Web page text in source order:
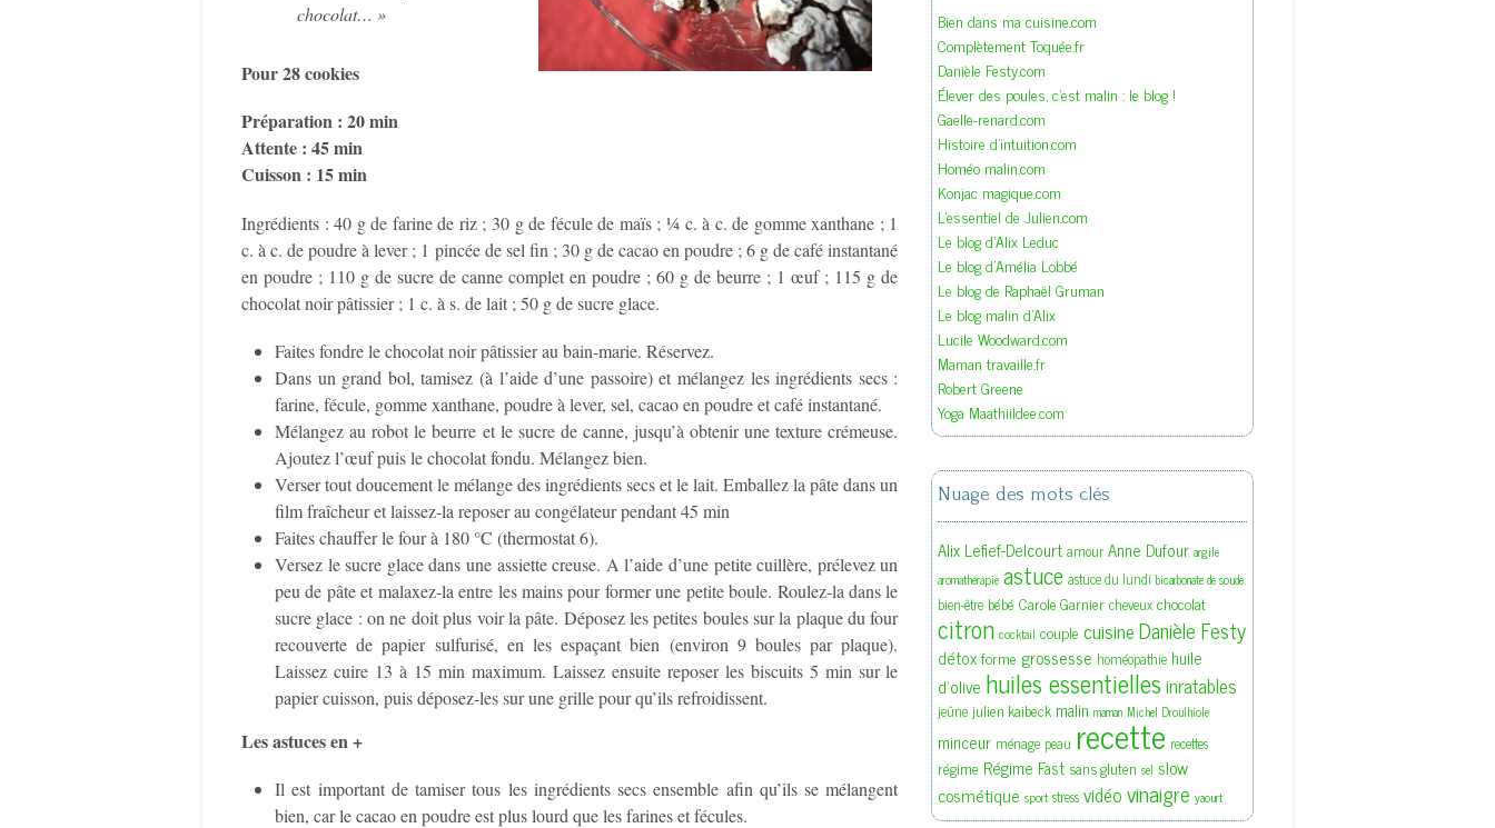
chocolat… »
Pour 28 cookies
Préparation : 20 min
Attente : 45 min
Cuisson : 15 min
Ingrédients : 40 g de farine de riz ; 30 g de fécule de maïs ; ¼ c. à c. de gomme xanthane ; 1
c. à c. de poudre à lever ; 1 pincée de sel fin ; 30 g de cacao en poudre ; 6 g de café instantané
en poudre ; 110 g de sucre de canne complet en poudre ; 60 g de beurre ; 1 œuf ; 115 g de
chocolat noir pâtissier ; 1 c. à s. de lait ; 50 g de sucre glace.
Faites fondre le chocolat noir pâtissier au bain-marie. Réservez.
Dans un grand bol, tamisez (à l’aide d’une passoire) et mélangez les ingrédients secs :
farine, fécule, gomme xanthane, poudre à lever, sel, cacao en poudre et café instantané.
Mélangez au robot le beurre et le sucre de canne, jusqu’à obtenir une texture crémeuse.
Ajoutez l’œuf puis le chocolat fondu. Mélangez bien.
Verser tout doucement le mélange des ingrédients secs et le lait. Emballez la pâte dans un
film fraîcheur et laissez-la reposer au congélateur pendant 45 min
Faites chauffer le four à 180 °C (thermostat 6).
Versez le sucre glace dans une assiette creuse. A l’aide d’une petite cuillère, prélevez un
peu de pâte et malaxez-la entre les mains pour former une petite boule. Roulez-la dans le
sucre glace : on ne doit plus voir la pâte. Déposez les petites boules sur la plaque du four
recouverte de papier sulfurisé, en les espaçant bien (environ 9 boules par plaque).
Laissez cuire 13 à 15 min maximum. Laissez ensuite reposer les biscuits 5 min sur le
papier cuisson, puis déposez-les sur une grille pour qu’ils refroidissent.
Les astuces en +
Il est important de tamiser tous les ingrédients secs ensemble afin qu’ils se mélangent
bien, car le cacao en poudre est plus lourd que les farines et fécules.
Bien dans ma cuisine.com
Complètement Toquée.fr
Danièle Festy.com
Élever des poules, c'est malin : le blog !
Gaelle-renard.com
Histoire d'intuition.com
Homéo malin.com
Konjac magique.com
L'essentiel de Julien.com
Le blog d'Alix Leduc
Le blog d'Amélia Lobbé
Le blog de Raphaël Gruman
Le blog malin d'Alix
Lucile Woodward.com
Maman travaille.fr
Robert Greene
Yoga Maathiildee.com
Nuage des mots clés
Alix Lefief-Delcourt amour Anne Dufour argile
aromathérapie astuce astuce du lundi bicarbonate de soude
bien-être bébé Carole Garnier cheveux chocolat
citron cocktail couple cuisineDanièle Festy
détoxforme grossesse homéopathie huile
d'olive huiles essentiellesinratables
jeûne julien kaibeck malin maman Michel Droulhiole
minceur ménage peau recette recettes
régime Régime Fast sans gluten sel slow
cosmétique sport stress vidéovinaigre yaourt